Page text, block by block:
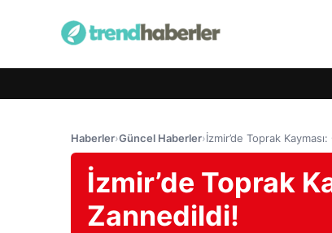
Haberler›Güncel Haberler›İzmir’de Toprak
İzmir’de Toprak
Zannedildi!